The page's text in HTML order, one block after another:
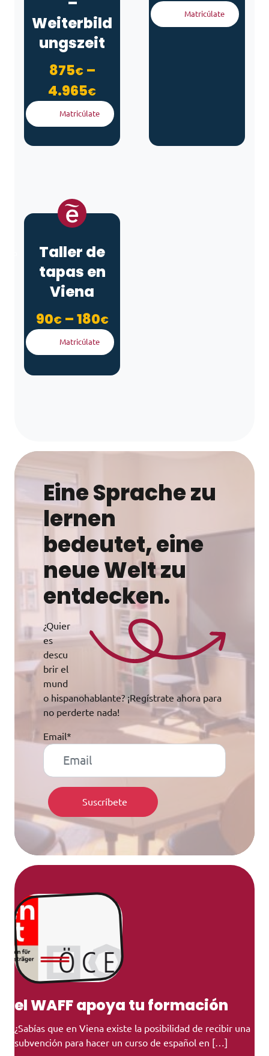
Weiterbild
ungszeit
875€ –
4.965€Rango de precios:
Matricúlate
Matricúlate
Taller de
tapas en
Viena
90€ –180€Rango de precios:
Matricúlate
Eine Sprache zu
lernen
bedeutet, eine
neue Welt zu
entdecken.
¿Quier
es
descu
brir el
mund
o hispanohablante? ¡Regístrate ahora para
no perderte nada!
Email*
el WAFF apoya tu formación
¿Sabías que en Viena existe la posibilidad de recibir una
subvención para hacer un curso de español en […]